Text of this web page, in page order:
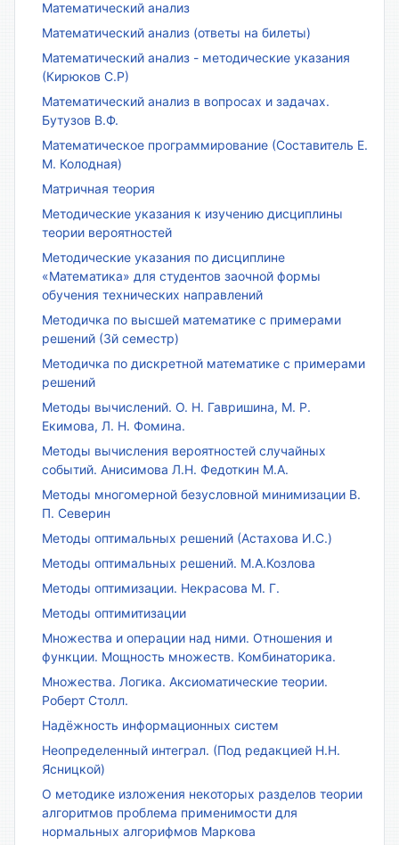
Математический анализ
Математический анализ (ответы на билеты)
Математический анализ - методические указания
(Кирюков С.Р)
Математический анализ в вопросах и задачах.
Бутузов В.Ф.
Математическое программирование (Составитель Е.
М. Колодная)
Матричная теория
Методические указания к изучению дисциплины
теории вероятностей
Методические указания по дисциплине
«Математика» для студентов заочной формы
обучения технических направлений
Методичка по высшей математике с примерами
решений (3й семестр)
Методичка по дискретной математике с примерами
решений
Методы вычислений. О. Н. Гавришина, М. Р.
Екимова, Л. Н. Фомина.
Методы вычисления вероятностей случайных
событий. Анисимова Л.Н. Федоткин М.А.
Методы многомерной безусловной минимизации В.
П. Северин
Методы оптимальных решений (Астахова И.С.)
Методы оптимальных решений. М.А.Козлова
Методы оптимизации. Некрасова М. Г.
Методы оптимитизации
Множества и операции над ними. Отношения и
функции. Мощность множеств. Комбинаторика.
Множества. Логика. Аксиоматические теории.
Роберт Столл.
Надёжность информационных систем
Неопределенный интеграл. (Под редакцией Н.Н.
Ясницкой)
О методике изложения некоторых разделов теории
алгоритмов проблема применимости для
нормальных алгорифмов Маркова